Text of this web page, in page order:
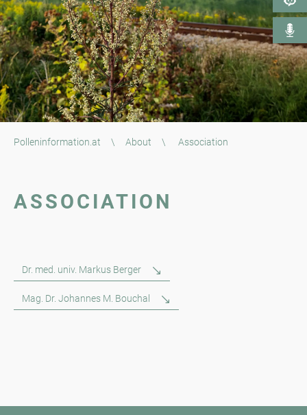
Polleninformation.at \ About \ Association
ASSOCIATION
Dr. med. univ. Markus Berger
Mag. Dr. Johannes M. Bouchal